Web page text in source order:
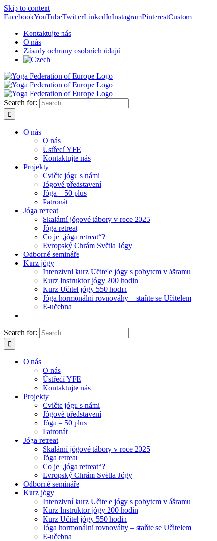
Skip to content
FacebookYouTubeTwitterLinkedInInstagramPinterestCustom
Kontaktujte nás
O nás
Zásady ochrany osobních údajů
Search for:
O nás
O nás
Ústředí YFE
Kontaktujte nás
Projekty
Cvičte jógu s námi
Jógové představení
Jóga – 50 plus
Patronát
Jóga retreat
Skalární jógové tábory v roce 2025
Jóga retreat
Co je „jóga retreat“?
Evropský Chrám Světla Jógy
Odborné semináře
Kurz jógy
Intenzivní kurz Učitele jógy s pobytem v ášramu
Kurz Instruktor jógy 200 hodin
Kurz Učitel jógy 550 hodin
Jóga hormonální rovnováhy – staňte se Učitelem
E-učebna
Search for:
O nás
O nás
Ústředí YFE
Kontaktujte nás
Projekty
Cvičte jógu s námi
Jógové představení
Jóga – 50 plus
Patronát
Jóga retreat
Skalární jógové tábory v roce 2025
Jóga retreat
Co je „jóga retreat“?
Evropský Chrám Světla Jógy
Odborné semináře
Kurz jógy
Intenzivní kurz Učitele jógy s pobytem v ášramu
Kurz Instruktor jógy 200 hodin
Kurz Učitel jógy 550 hodin
Jóga hormonální rovnováhy – staňte se Učitelem
E-učebna